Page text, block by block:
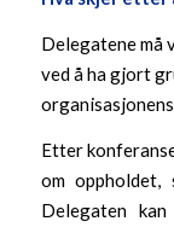
Delegatene
ved å ha gjort
Etter
om oppholdet,
Delegaten